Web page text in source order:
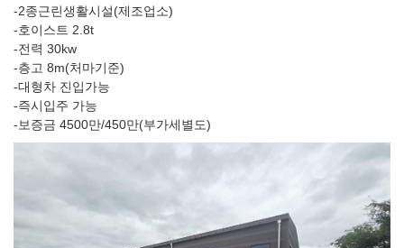
-2종근린생활시설(제조업소)
-호이스트 2.8t
-전력 30kw
-층고 8m(처마기준)
-대형차 진입가능
-즉시입주 가능
-보증금 4500만/450만(부가세별도)